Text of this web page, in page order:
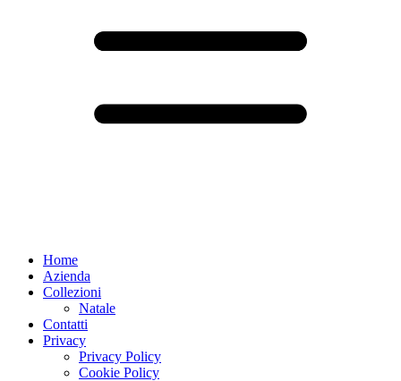
Home
Azienda
Collezioni
Natale
Contatti
Privacy
Privacy Policy
Cookie Policy